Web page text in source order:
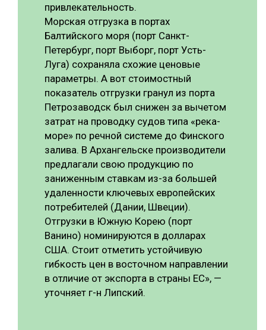
привлекательность.
Морская отгрузка в портах
Балтийского моря (порт Санкт-
Петербург, порт Выборг, порт Усть-
Луга) сохраняла схожие ценовые
параметры. А вот стоимостный
показатель отгрузки гранул из порта
Петрозаводск был снижен за вычетом
затрат на проводку судов типа «река-
море» по речной системе до Финского
залива. В Архангельске производители
предлагали свою продукцию по
заниженным ставкам из-за большей
удаленности ключевых европейских
потребителей (Дании, Швеции).
Отгрузки в Южную Корею (порт
Ванино) номинируются в долларах
США. Стоит отметить устойчивую
гибкость цен в восточном направлении
в отличие от экспорта в страны ЕС», —
уточняет г-н Липский.